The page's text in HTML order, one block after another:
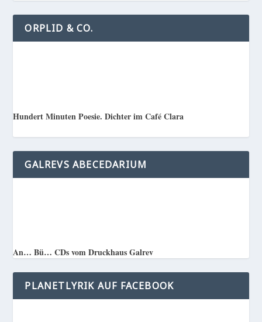
ORPLID & CO.
Hundert Minuten Poesie. Dichter im Café Clara
GALREVS ABECEDARIUM
An… Bü… CDs vom Druckhaus Galrev
PLANETLYRIK AUF FACEBOOK